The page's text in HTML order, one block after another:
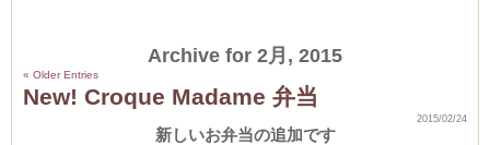
クレモンティーヌ –
Archive for 2月, 2015
« Older Entries
New! Croque Madame 弁当
2015/02/24
新しいお弁当の追加です